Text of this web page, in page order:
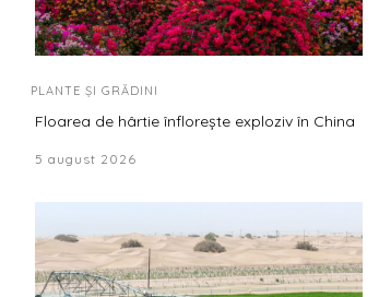
PLANTE ȘI GRĂDINI
Floarea de hârtie înflorește exploziv în China
5 august 2026